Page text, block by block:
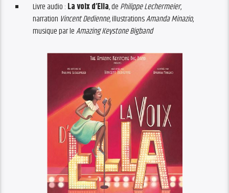
Livre audio : La voix d’Ella, de Philippe Lechermeier,
narration Vincent Dedienne, illustrationsAmanda Minazio,
musique par leAmazing Keystone Bigband